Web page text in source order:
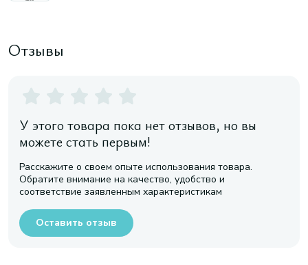
Отзывы
У этого товара пока нет отзывов, но вы
можете стать первым!
Расскажите о своем опыте использования товара.
Обратите внимание на качество, удобство и
соответствие заявленным характеристикам
Оставить отзыв